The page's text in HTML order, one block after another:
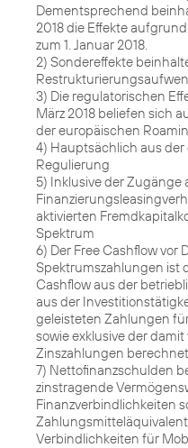
Dementsprechend
2018 die Effekte
zum 1. Januar 2018.
2) Sondereffekte
3) Die regulatorischen
März 2018 beliefen sich
der europäischen
4) Hauptsächlich aus
Regulierung
5) Inklusive der Zugänge
aktivierten
Spektrum
6) Der Free Cashflow vor
Spektrumszahlungen ist
Cashflow aus der
aus der
geleisteten Zahlungen
sowie exklusive der
Zinszahlungen berechnet
7) Nettofinanzschulden
zinstragende
Finanzverbindlichkeiten
Verbindlichkeiten für